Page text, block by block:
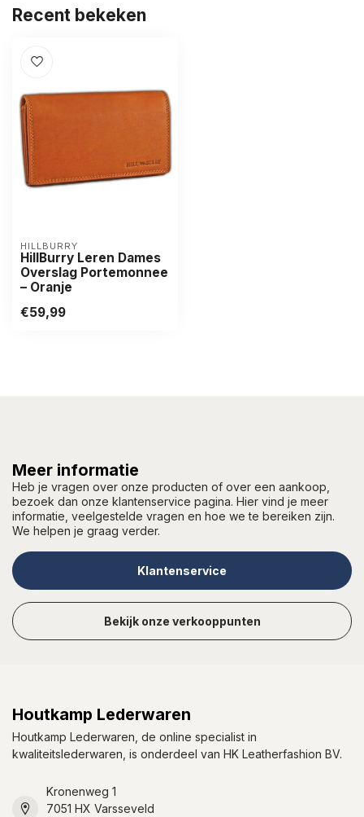
Recent bekeken
HILLBURRY
HillBurry Leren Dames
Overslag Portemonnee
– Oranje
€59,99
Meer informatie
Heb je vragen over onze producten of over een aankoop,
bezoek dan onze klantenservice pagina. Hier vind je meer
informatie, veelgestelde vragen en hoe we te bereiken zijn.
We helpen je graag verder.
Klantenservice
Bekijk onze verkooppunten
Houtkamp Lederwaren
Houtkamp Lederwaren, de online specialist in
kwaliteitslederwaren, is onderdeel van HK Leatherfashion BV.
Kronenweg 1
7051 HX Varsseveld